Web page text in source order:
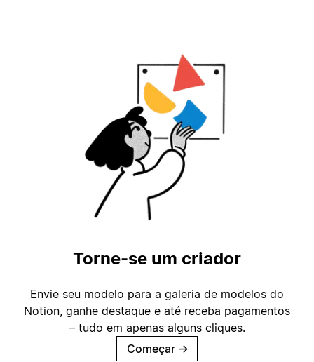
Torne-se um criador
Envie seu modelo para a galeria de modelos do
Notion, ganhe destaque e até receba pagamentos
– tudo em apenas alguns cliques.
Começar →